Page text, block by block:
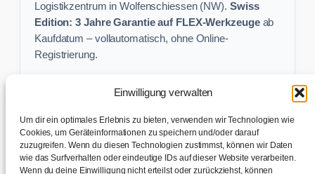
Einwilligung verwalten
Um dir ein optimales Erlebnis zu bieten, verwenden wir Technologien wie
Cookies, um Geräteinformationen zu speichern und/oder darauf
zuzugreifen. Wenn du diesen Technologien zustimmst, können wir Daten
wie das Surfverhalten oder eindeutige IDs auf dieser Website verarbeiten.
Wenn du deine Einwilligung nicht erteilst oder zurückziehst, können
Logistikzentrum in Wolfenschiessen (NW). Swiss
Edition: 3 Jahre Garantie auf FLEX-Werkzeugeab
Kaufdatum – vollautomatisch, ohne Online-
Registrierung.
Sichere dir exklusive Angebote und praktische
Baustellen-Tipps direkt in dein Postfach.